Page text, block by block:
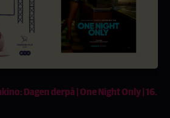
Dagen derpå | One Night Only | 16.